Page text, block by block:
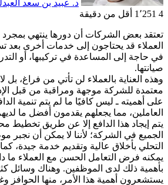
د. عبيد بن سعد
4
أقل من دقيقة
تعتقد بعض الشركات أن دورها ينتهي بمجرد
العملاء قد يحتاجون إلى خدمات أخرى بعد
في حاجة إلى المساعدة في تركيبها، أو
صيانتها.
وهذه العناية بالعملاء لن تأتي من فراغ، بل
معتمدة للشركة موجهة ومراقبة من قبل
على أهميته ـ ليس كافيًا ما لم يتم تنمية
العاملين، مما يجعلهم يقدمون أفضل ما
يتم إيجاد هذا الدافع إلا عن طريق تخطيط
الجميع في الشركة؛ لأننا لا يمكن أن
التحلي بأخلاق عالية وتقديم خدمة جيدة،
يمكنه فرض التعامل الحسن مع العملاء ما
بأهمية ذلك لدى الموظفين. وهناك وسائل
يستشعرون أهمية هذا الأمر، منها الحوافز